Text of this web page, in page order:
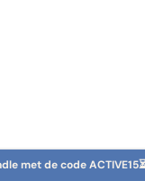
met de code ACTIVE15